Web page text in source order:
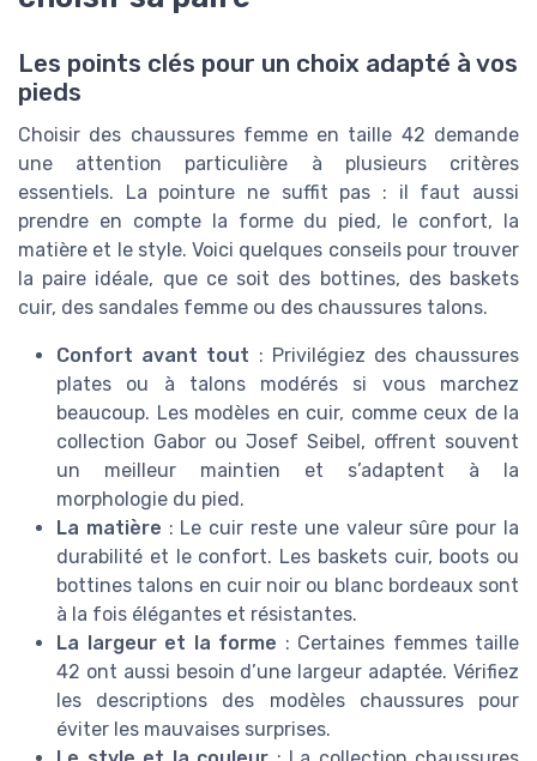
Les points clés pour un choix adapté à vos
pieds
Choisir des chaussures femme en taille 42 demande
une attention particulière à plusieurs critères
essentiels. La pointure ne suffit pas : il faut aussi
prendre en compte la forme du pied, le confort, la
matière et le style. Voici quelques conseils pour trouver
la paire idéale, que ce soit des bottines, des baskets
cuir, des sandales femme ou des chaussures talons.
Confort avant tout : Privilégiez des chaussures
plates ou à talons modérés si vous marchez
beaucoup. Les modèles en cuir, comme ceux de la
collection Gabor ou Josef Seibel, offrent souvent
un meilleur maintien et s’adaptent à la
morphologie du pied.
La matière : Le cuir reste une valeur sûre pour la
durabilité et le confort. Les baskets cuir, boots ou
bottines talons en cuir noir ou blanc bordeaux sont
à la fois élégantes et résistantes.
La largeur et la forme : Certaines femmes taille
42 ont aussi besoin d’une largeur adaptée. Vérifiez
les descriptions des modèles chaussures pour
éviter les mauvaises surprises.